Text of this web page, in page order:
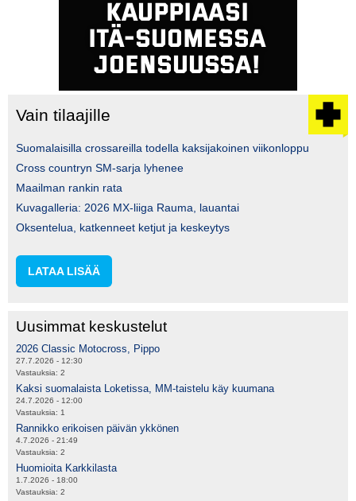
Vain tilaajille
Suomalaisilla crossareilla todella kaksijakoinen viikonloppu
Cross countryn SM-sarja lyhenee
Maailman rankin rata
Kuvagalleria: 2026 MX-liiga Rauma, lauantai
Oksentelua, katkenneet ketjut ja keskeytys
LATAA LISÄÄ
Uusimmat keskustelut
2026 Classic Motocross, Pippo
27.7.2026 - 12:30
Vastauksia: 2
Kaksi suomalaista Loketissa, MM-taistelu käy kuumana
24.7.2026 - 12:00
Vastauksia: 1
Rannikko erikoisen päivän ykkönen
4.7.2026 - 21:49
Vastauksia: 2
Huomioita Karkkilasta
1.7.2026 - 18:00
Vastauksia: 2